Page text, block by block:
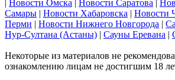
| Новости Омска | Новости Саратова |
Самары | Новости Хабаровска | Новости
Перми | Новости Нижнего Новгорода |
Нур-Султана (Астаны) | Сауны Еревана |
Некоторые из материалов не
ознакомлению лицам не достигшим 18